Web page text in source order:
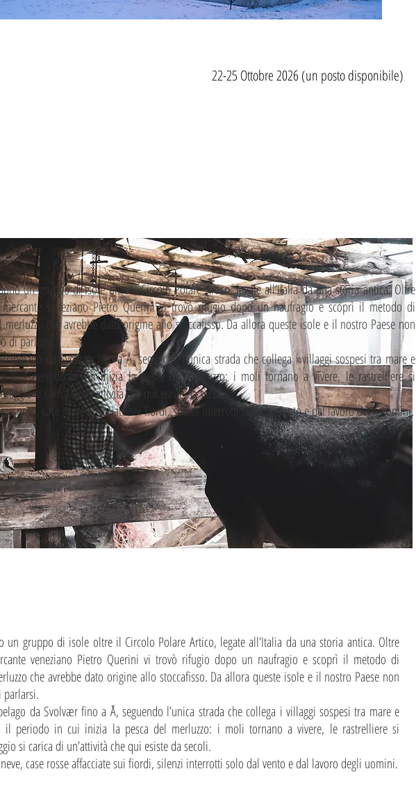
22-25 Ottobre 2026 (un posto disponibile)
un gruppo di isole oltre il Circolo Polare Artico, legate all’Italia da una storia antica. Oltre
mercante veneziano Pietro Querini vi trovò rifugio dopo un naufragio e scoprì il metodo di
merluzzo che avrebbe dato origine allo stoccafisso. Da allora queste isole e il nostro Paese non
di parlarsi.
da Svolvær fino a Å, seguendo l’unica strada che collega i villaggi sospesi tra mare e
è il periodo in cui inizia la pesca del merluzzo: i moli tornano a vivere, le rastrelliere si
si carica di un’attività che qui esiste da secoli.
neve, case rosse affacciate sui fiordi, silenzi interrotti solo dal vento e dal lavoro degli uomini.
un gruppo di isole oltre il Circolo Polare Artico, legate all’Italia da una storia antica. Oltre
veneziano Pietro Querini vi trovò rifugio dopo un naufragio e scoprì il metodo di
che avrebbe dato origine allo stoccafisso. Da allora queste isole e il nostro Paese non
parlarsi.
da Svolvær fino a Å, seguendo l’unica strada che collega i villaggi sospesi tra mare e
il periodo in cui inizia la pesca del merluzzo: i moli tornano a vivere, le rastrelliere si
si carica di un’attività che qui esiste da secoli.
case rosse affacciate sui fiordi, silenzi interrotti solo dal vento e dal lavoro degli uomini.